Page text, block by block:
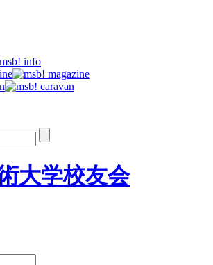
大学校友会